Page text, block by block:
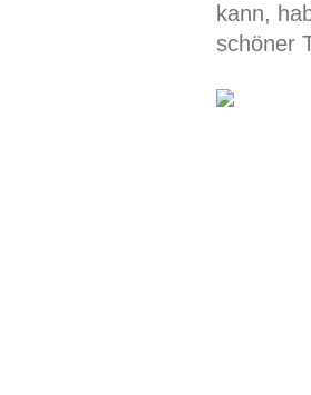
kann,
schöner